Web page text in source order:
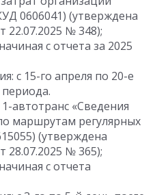
0606041) (утверждена
22.07.2025 № 348);
с отчета за 2025
с 15-го апреля по 20-е
автотранс «Сведения
маршрутам регулярных
(утверждена
28.07.2025 № 365);
с отчета